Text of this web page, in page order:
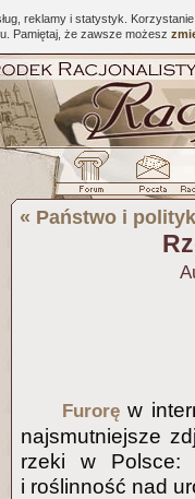
reklamy i statystyk.
Pamiętaj, że zawsze możesz
« Państwo i
Furoręw
najsmutniejsze
rzeki w Polsce:
i roślinność nad